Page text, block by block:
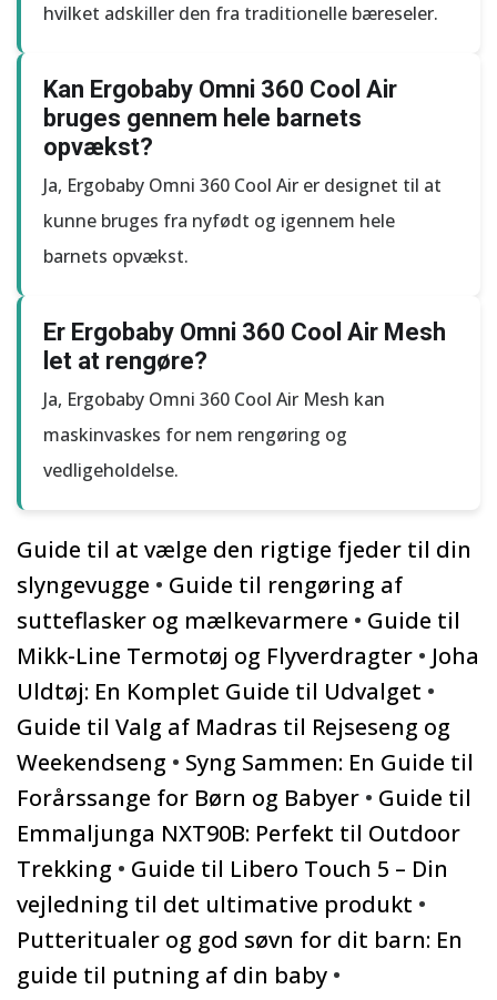
hvilket adskiller den fra traditionelle bæreseler.
Kan Ergobaby Omni 360 Cool Air
bruges gennem hele barnets
opvækst?
Ja, Ergobaby Omni 360 Cool Air er designet til at
kunne bruges fra nyfødt og igennem hele
barnets opvækst.
Er Ergobaby Omni 360 Cool Air Mesh
let at rengøre?
Ja, Ergobaby Omni 360 Cool Air Mesh kan
maskinvaskes for nem rengøring og
vedligeholdelse.
Guide til at vælge den rigtige fjeder til din
slyngevugge • Guide til rengøring af
sutteflasker og mælkevarmere • Guide til
Mikk-Line Termotøj og Flyverdragter • Joha
Uldtøj: En Komplet Guide til Udvalget •
Guide til Valg af Madras til Rejseseng og
Weekendseng • Syng Sammen: En Guide til
Forårssange for Børn og Babyer • Guide til
Emmaljunga NXT90B: Perfekt til Outdoor
Trekking • Guide til Libero Touch 5 – Din
vejledning til det ultimative produkt •
Putteritualer og god søvn for dit barn: En
guide til putning af din baby •